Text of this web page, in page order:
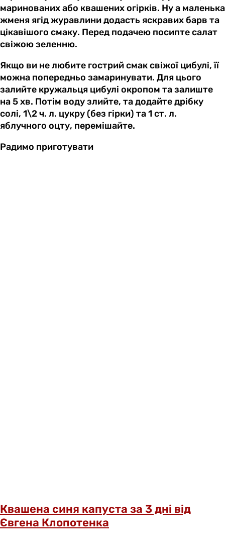
маринованих або квашених огірків. Ну а маленька
жменя ягід журавлини додасть яскравих барв та
цікавішого смаку. Перед подачею посипте салат
свіжою зеленню.
Якщо ви не любите гострий смак свіжої цибулі, її
можна попередньо замаринувати. Для цього
залийте кружальця цибулі окропом та залиште
на 5 хв. Потім воду злийте, та додайте дрібку
солі, 1\2 ч. л. цукру (без гірки) та 1 ст. л.
яблучного оцту, перемішайте.
Радимо приготувати
Квашена синя капуста за 3 дні від
Євгена Клопотенка